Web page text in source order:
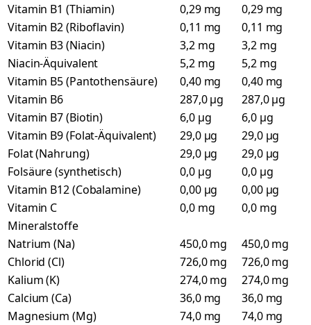
Vitamin B1 (Thiamin)
0,29 mg
0,29 mg
Vitamin B2 (Riboflavin)
0,11 mg
0,11 mg
Vitamin B3 (Niacin)
3,2 mg
3,2 mg
Niacin-Äquivalent
5,2 mg
5,2 mg
Vitamin B5 (Pantothensäure)
0,40 mg
0,40 mg
Vitamin B6
287,0 µg
287,0 µg
Vitamin B7 (Biotin)
6,0 µg
6,0 µg
Vitamin B9 (Folat-Äquivalent)
29,0 µg
29,0 µg
Folat (Nahrung)
29,0 µg
29,0 µg
Folsäure (synthetisch)
0,0 µg
0,0 µg
Vitamin B12 (Cobalamine)
0,00 µg
0,00 µg
Vitamin C
0,0 mg
0,0 mg
Mineralstoffe
Natrium (Na)
450,0 mg
450,0 mg
Chlorid (Cl)
726,0 mg
726,0 mg
Kalium (K)
274,0 mg
274,0 mg
Calcium (Ca)
36,0 mg
36,0 mg
Magnesium (Mg)
74,0 mg
74,0 mg